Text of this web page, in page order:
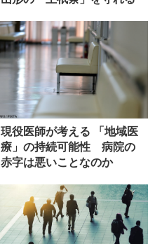
現役医師が考える 「地域医
療」の持続可能性 病院の
赤字は悪いことなのか